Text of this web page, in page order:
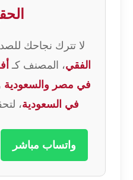
لا تترك نجاحك
الفقي، المصنف كـ
في مصر والسعودية
في السعودية،
واتساب مباشر